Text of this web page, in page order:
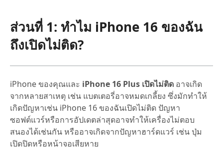
ส่วนที่ 1: ทำไม iPhone 16 ของฉัน
ถึงเปิดไม่ติด?
iPhone ของคุณและ iPhone 16 Plus เปิดไม่ติด อาจเกิด
จากหลายสาเหตุ เช่น แบตเตอรี่อาจหมดเกลี้ยง ซึ่งมักทำให้
เกิดปัญหาเช่น iPhone 16 ของฉันเปิดไม่ติด ปัญหา
ซอฟต์แวร์หรือการอัปเดตล่าสุดอาจทำให้เครื่องไม่ตอบ
สนองได้เช่นกัน หรืออาจเกิดจากปัญหาฮาร์ดแวร์ เช่น ปุ่ม
เปิดปิดหรือหน้าจอเสียหาย